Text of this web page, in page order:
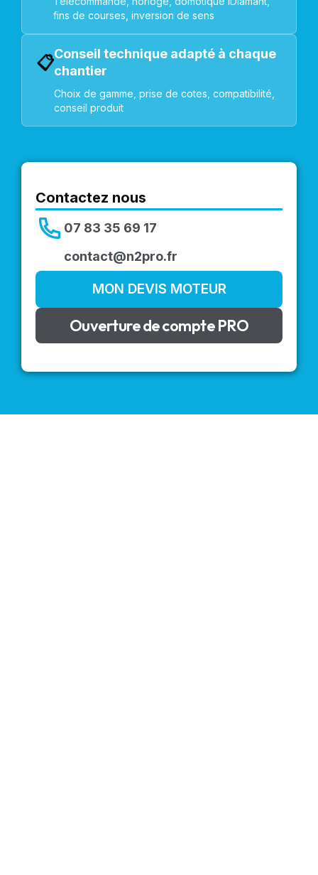
fins de courses, inversion de sens
📋Conseil technique adapté à chaque
chantier
Choix de gamme, prise de cotes, compatibilité,
conseil produit
Contactez nous
07 83 35 69 17
contact@n2pro.fr
MON DEVIS MOTEUR
Ouverture de compte PRO